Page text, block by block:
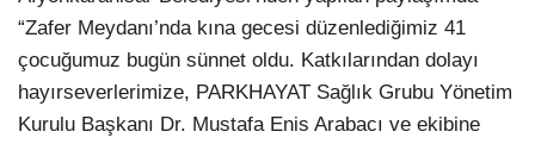
“Zafer Meydanı’nda kına gecesi düzenlediğimiz 41
çocuğumuz bugün sünnet oldu. Katkılarından dolayı
hayırseverlerimize, PARKHAYAT Sağlık Grubu Yönetim
Kurulu Başkanı Dr. Mustafa Enis Arabacı ve ekibine